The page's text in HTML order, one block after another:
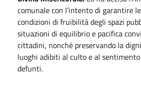
comunale con l’intento di garantire
condizioni di fruibilità degli spazi
situazioni di equilibrio e pacifica
cittadini, nonché preservando la
luoghi adibiti al culto e al
defunti.